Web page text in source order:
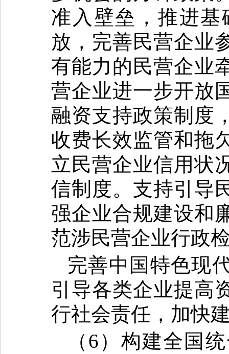
准入壁垒，推进
放，完善民营企业
有能力的民营企业
营企业进一步开放
融资支持政策制度
收费长效监管和拖
立民营企业信用状
信制度。支持引导
强企业合规建设和
范涉民营企业行政
完善中国特色现
引导各类企业提高
行社会责任，加快
（6）构建全国